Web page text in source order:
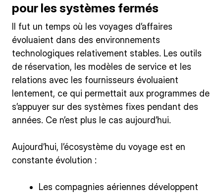
pour les systèmes fermés
Il fut un temps où les voyages d’affaires
évoluaient dans des environnements
technologiques relativement stables. Les outils
de réservation, les modèles de service et les
relations avec les fournisseurs évoluaient
lentement, ce qui permettait aux programmes de
s’appuyer sur des systèmes fixes pendant des
années. Ce n’est plus le cas aujourd’hui.
Aujourd’hui, l’écosystème du voyage est en
constante évolution :
Les compagnies aériennes développent